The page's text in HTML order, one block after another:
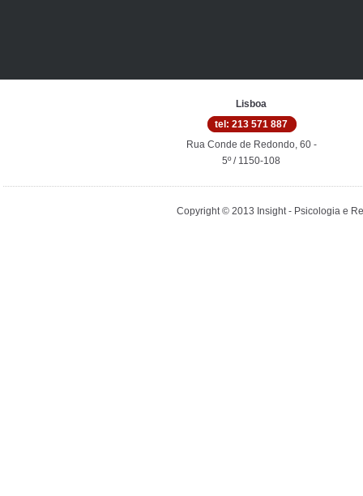
Lisboa
tel: 213 571 887
Rua Conde de Redondo, 60 -
5º / 1150-108
Copyright © 2013 Insight - Psicologia e